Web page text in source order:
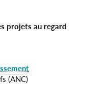
projets au regard
(ANC)